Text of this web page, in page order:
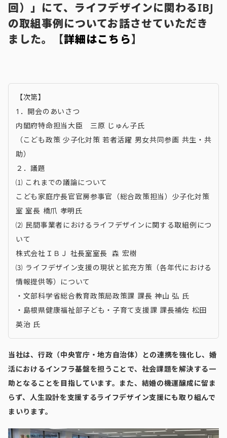
回）」にて、ライフデザインに関わるIBJ
の取組事例についてお話させていただき
ました。
【詳細はこちら】
【次第】
1．開会のあいさつ
内閣府特命担当大臣 三原 じゅん子氏
（こども政策 少子化対策 若者活躍 男女共同参画 共生・共
助）
２．議題
⑴ これまでの議論について
こども家庭庁長官官房参事官（総合政策担当）少子化対策
室 室長 橋爪 孝明氏
⑵ 民間事業者におけるライフデザインに関する取組例につ
いて
株式会社ＩＢＪ 社長室室長 森 宏樹
⑶ ライフデザイン支援の現状と拡充方策（各年代における
情報提供等）について
・文部科学省総合教育政策局政策課 課長 神山 弘 氏
・島根県健康福祉部子ども・子育て支援課 課長補佐 松田
英治 氏
当社は、行政（中央官庁・地方自治体）との連携を強化し、婚
活におけるインフラ基盤を担うことで、社会課題を解決する一
助となることを目指しています。また、結婚の機運醸成に留ま
らず、⼈⽣設計を支援するライフデザイン支援にも取り組んで
まいります。